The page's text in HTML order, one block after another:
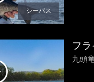
シーバス
フ
九頭